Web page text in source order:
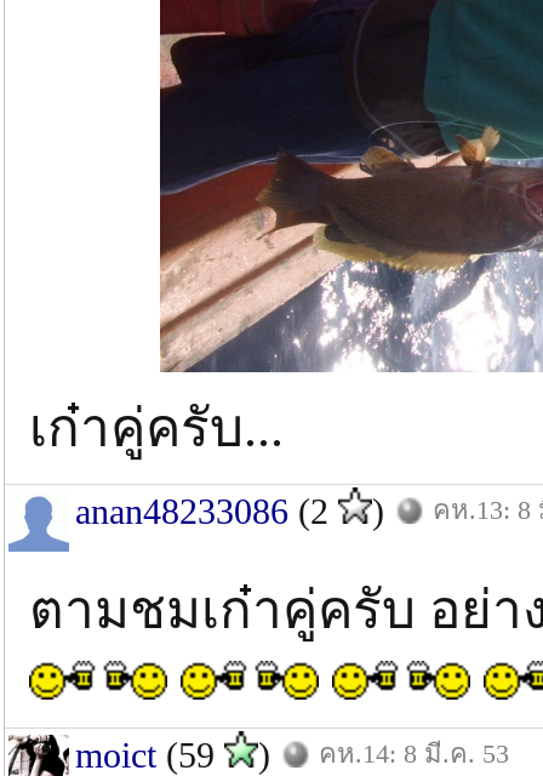
เก๋าคู่ครับ...
anan48233086 (2 ) คห.13: 8
ตามชมเก๋าคู่ครับ อย่
moict(59 ) คห.14: 8 มี.ค. 53